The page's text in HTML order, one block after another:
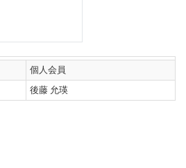
個人会員
後藤 允瑛